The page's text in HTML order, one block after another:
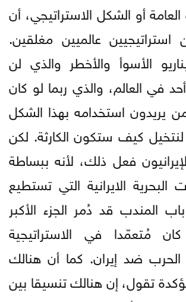
أو الشكل الاستراتيجي، أن
استراتيجيين عالميين مغلقين.
الأسوأ والأخطر والذي لن
في العالم، والذي ربما لو كان
يريدون استخدامه بهذا الشكل
لنتخيل كيف ستكون الكارثة. لكن
فعل ذلك، لأنه ببساطة
البحرية الايرانية التي تستطيع
المندب قد دُمر الجزء الأكبر
مُتعمّدا في الاستراتيجية
الحرب ضد إيران. كما أن هنالك
تقول، إن هنالك تنسيقا بين